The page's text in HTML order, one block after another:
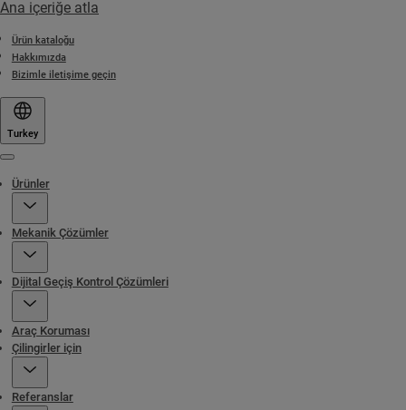
Ana içeriğe atla
Ürün kataloğu
Hakkımızda
Bizimle iletişime geçin
Turkey
Ürünler
Mekanik Çözümler
Dijital Geçiş Kontrol Çözümleri
Araç Koruması
Çilingirler için
Referanslar